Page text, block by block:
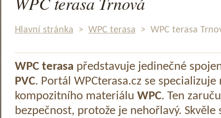
Hlavní stránka > WPC terasa > WPC terasa
WPC terasa představuje jedinečné
PVC. Portál WPCterasa.cz se specializuje
kompozitního materiálu WPC. Ten
bezpečnost, protože je nehořlavý.